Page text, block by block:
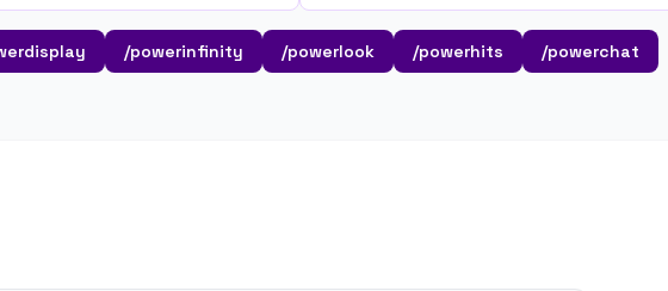
/powerinfinity /powerlook /powerhits /powerchat